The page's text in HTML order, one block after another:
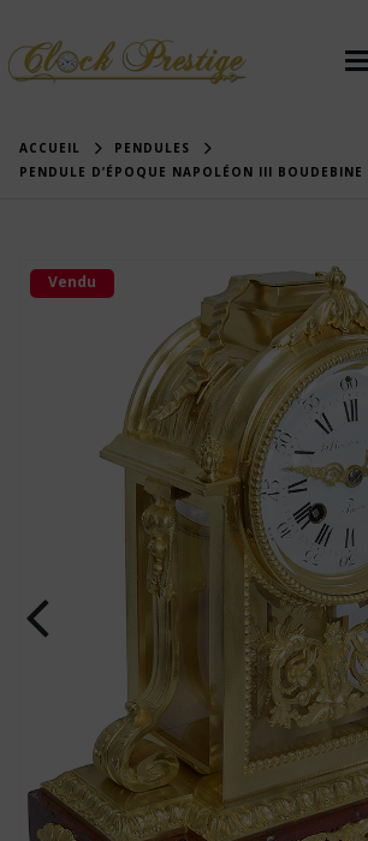
ACCUEIL
PENDULES
PENDULE D’ÉPOQUE NAPOLÉON III BOUDEBINE
Vendu